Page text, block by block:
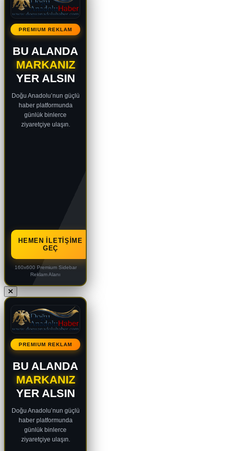
PREMIUM REKLAM
BU ALANDA
MARKANIZ
YER ALSIN
Doğu Anadolu’nun güçlü
haber platformunda
günlük binlerce
ziyaretçiye ulaşın.
HEMEN İLETIŞIME
GEÇ
160x600 Premium Sidebar
Reklam Alanı
PREMIUM REKLAM
BU ALANDA
MARKANIZ
YER ALSIN
Doğu Anadolu’nun güçlü
haber platformunda
günlük binlerce
ziyaretçiye ulaşın.